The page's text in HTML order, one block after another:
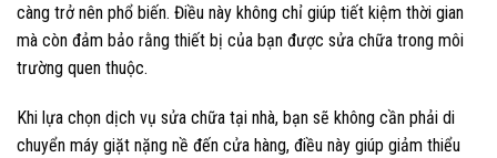
càng trở nên phổ biến. Điều này không chỉ giúp tiết kiệm thời gian
mà còn đảm bảo rằng thiết bị của bạn được sửa chữa trong môi
trường quen thuộc.
Khi lựa chọn dịch vụ sửa chữa tại nhà, bạn sẽ không cần phải di
chuyển máy giặt nặng nề đến cửa hàng, điều này giúp giảm thiểu